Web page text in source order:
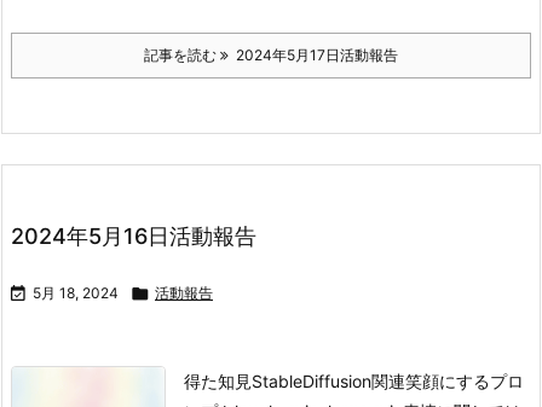
記事を読む 2024年5月17日活動報告
2024年5月16日活動報告
 5月 18, 2024  活動報告
得た知見StableDiffusion関連笑顔にするプロ